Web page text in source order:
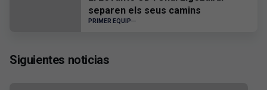
separen els seus camins
PRIMER EQUIP
Siguientes noticias